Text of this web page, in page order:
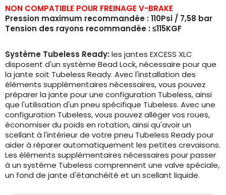
NON COMPATIBLE POUR FREINAGE V-BRAKE
Pression maximum recommandée : 110Psi / 7,58 bar
Tension des rayons recommandée : ≤115KGF
Système Tubeless Ready:les jantes EXCESS XLC
disposent d'un système Bead Lock, nécessaire pour que
la jante soit Tubeless Ready. Avec l'installation des
éléments supplémentaires nécessaires, vous pouvez
préparer la jante pour une configuration Tubeless, ainsi
que l'utilisation d'un pneu spécifique Tubeless. Avec une
configuration Tubeless, vous pouvez alléger vos roues,
économiser du poids en rotation, ainsi qu'avoir un
scellant à l'intérieur de votre pneu Tubeless Ready pour
aider à réparer automatiquement les petites crevaisons.
Les éléments supplémentaires nécessaires pour passer
à un système Tubeless comprennent une valve spéciale,
un fond de jante d'étanchéité et un scellant liquide.